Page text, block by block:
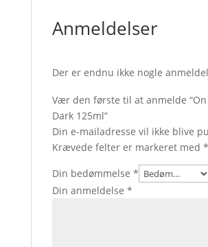
Anmeldelser
Der er endnu ikke nogle
Vær den første til at anmelde
Dark 125ml”
Din e-mailadresse vil ikke blive
Krævede felter er markeret med *
Din bedømmelse *
Din anmeldelse *